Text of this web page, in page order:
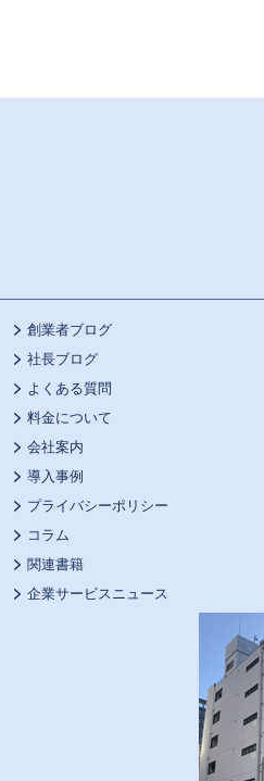
創業者ブログ
社長ブログ
よくある質問
料金について
会社案内
導入事例
プライバシーポリシー
コラム
関連書籍
企業サービスニュース